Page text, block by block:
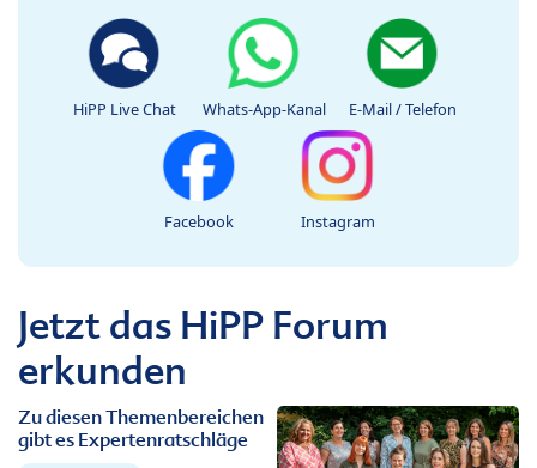
HiPP Live Chat Whats-App-Kanal E-Mail / Telefon
Facebook Instagram
Jetzt das HiPP Forum
erkunden
Zu diesen Themenbereichen
gibt es Expertenratschläge